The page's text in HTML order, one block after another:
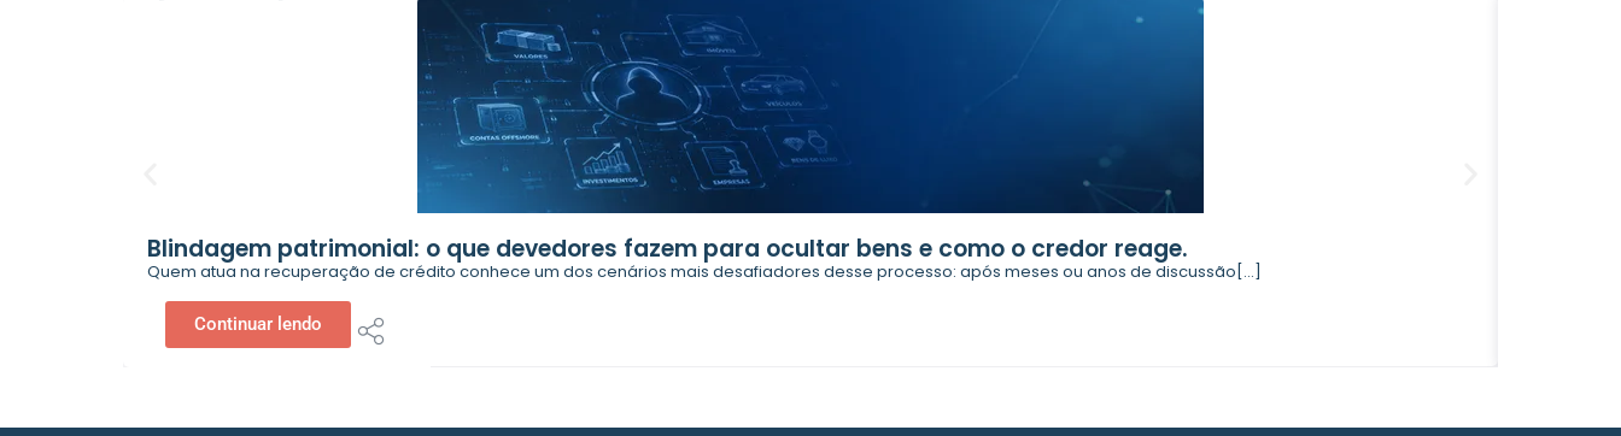
Blindagem patrimonial: o que devedores fazem para ocultar bens e como o credor reage.
Quem atua na recuperação de crédito conhece um dos cenários mais desafiadores desse processo: após meses ou anos de discussão[...]
Continuar lendo